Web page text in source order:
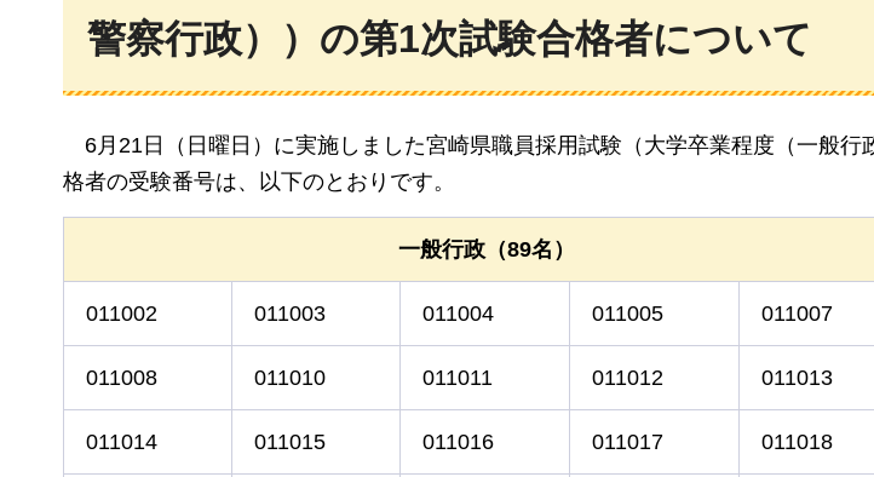
警察行政））の第1次試験合格者について
6月21日（日曜日）に実施しました宮崎県職員採用試験（大学卒業程度（一般行
格者の受験番号は、以下のとおりです。
一般行政（89名）
011002 011003 011004 011005 011007
011008 011010 011011 011012 011013
011014 011015 011016 011017 011018